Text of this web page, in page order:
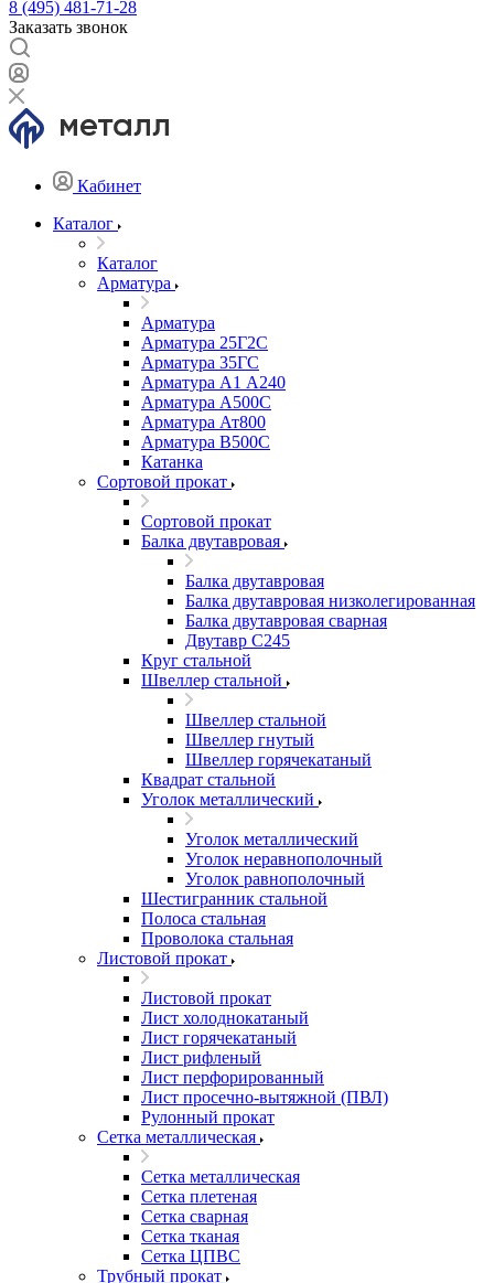
8 (495) 481-71-28
Заказать звонок
Кабинет
Каталог
Каталог
Арматура
Арматура
Арматура 25Г2С
Арматура 35ГС
Арматура А1 А240
Арматура А500С
Арматура Ат800
Арматура В500С
Катанка
Сортовой прокат
Сортовой прокат
Балка двутавровая
Балка двутавровая
Балка двутавровая низколегированная
Балка двутавровая сварная
Двутавр С245
Круг стальной
Швеллер стальной
Швеллер стальной
Швеллер гнутый
Швеллер горячекатаный
Квадрат стальной
Уголок металлический
Уголок металлический
Уголок неравнополочный
Уголок равнополочный
Шестигранник стальной
Полоса стальная
Проволока стальная
Листовой прокат
Листовой прокат
Лист холоднокатаный
Лист горячекатаный
Лист рифленый
Лист перфорированный
Лист просечно-вытяжной (ПВЛ)
Рулонный прокат
Сетка металлическая
Сетка металлическая
Сетка плетеная
Сетка сварная
Сетка тканая
Сетка ЦПВС
Трубный прокат